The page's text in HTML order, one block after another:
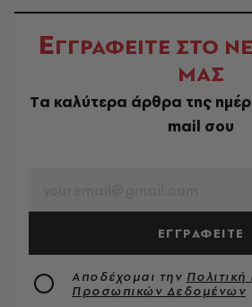
ΕΓΓΡΑΦΕΙΤΕ ΣΤΟ
ΜΑΣ
Tα καλύτερα άρθρα της
mail σου
ΕΓΓΡΑΦΕΙΤΕ
Αποδέχομαι την
Προσωπικών Δεδομένων